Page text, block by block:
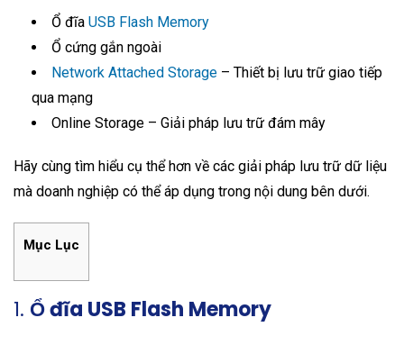
Ổ đĩa USB Flash Memory
Ổ cứng gắn ngoài
Network Attached Storage – Thiết bị lưu trữ giao tiếp
qua mạng
Online Storage – Giải pháp lưu trữ đám mây
Hãy cùng tìm hiểu cụ thể hơn về các giải pháp lưu trữ dữ liệu
mà doanh nghiệp có thể áp dụng trong nội dung bên dưới.
Mục Lục
1. Ổ đĩa USB Flash Memory